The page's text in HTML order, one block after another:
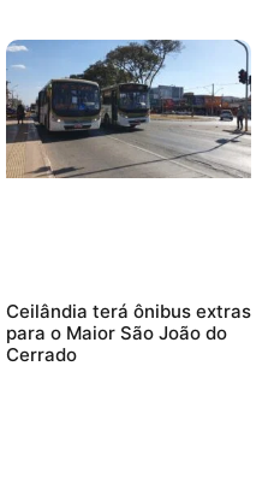
Ceilândia terá ônibus extras
para o Maior São João do
Cerrado